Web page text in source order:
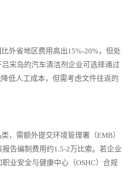
省地区费用高出15%-20%，但处
宋岛的汽车清洁剂企业可选择通过
低人工成本，但需考虑文件往返的
需额外提交环境管理署（EMB）
告编制费用约1.5-2万比索。若企业
业安全与健康中心（OSHC）合规